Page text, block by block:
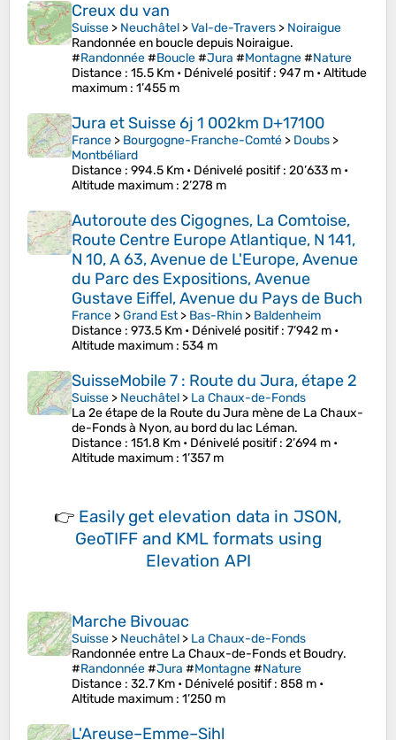
Creux du van
Suisse > Neuchâtel >Val-de-Travers > Noiraigue
Randonnée en boucle depuis Noiraigue.
#Randonnée#Boucle#Jura #Montagne#Nature
Distance : 15.5 Km • Dénivelé positif: 947 m •Altitude
maximum : 1’455 m
Jura et Suisse 6j 1 002km D+17100
France > Bourgogne-Franche-Comté > Doubs >
Montbéliard
Distance : 994.5 Km • Dénivelé positif: 20’633 m •
Altitude maximum : 2’278 m
Autoroute des Cigognes, La Comtoise,
Route Centre Europe Atlantique, N 141,
N 10, A 63, Avenue de L'Europe, Avenue
du Parc des Expositions, Avenue
Gustave Eiffel, Avenue du Pays de Buch
France >Grand Est> Bas-Rhin > Baldenheim
Distance : 973.5 Km • Dénivelé positif: 7’942 m •
Altitude maximum : 534 m
SuisseMobile 7 : Route du Jura, étape 2
Suisse > Neuchâtel > La Chaux-de-Fonds
La 2e étape de la Route du Jura mène de La Chaux-
de-Fonds à Nyon, au bord du lac Léman.
Distance : 151.8 Km • Dénivelé positif: 2’694 m •
Altitude maximum : 1’357 m
👉 Easily get elevation data in JSON,
GeoTIFF and KML formats using
Elevation API
Marche Bivouac
Suisse > Neuchâtel > La Chaux-de-Fonds
Randonnée entre La Chaux-de-Fonds et Boudry.
#Randonnée#Jura #Montagne#Nature
Distance : 32.7 Km • Dénivelé positif: 858 m •
Altitude maximum : 1’250 m
L'Areuse–Emme–Sihl